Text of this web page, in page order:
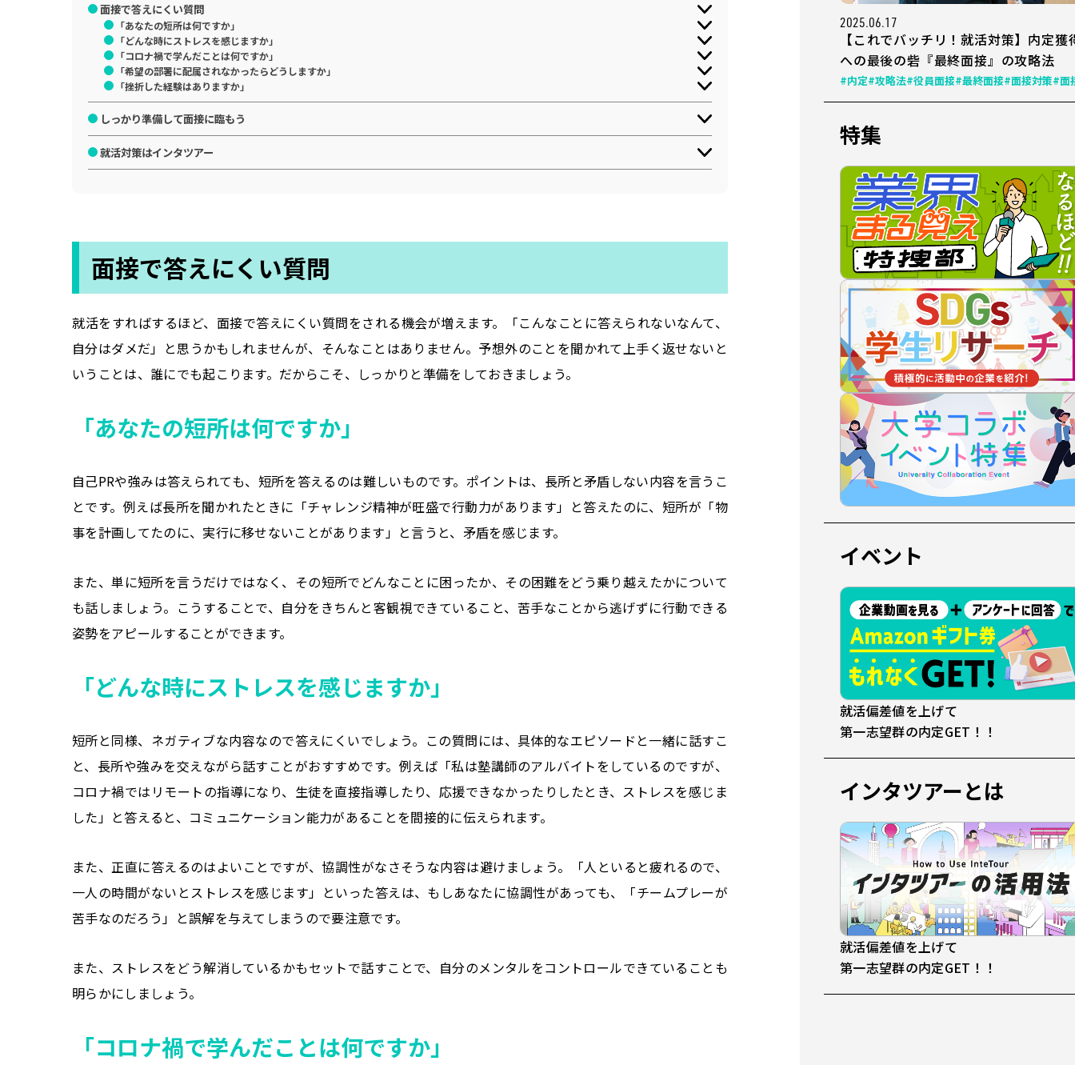
面接で答えにくい質問
「あなたの短所は何ですか」
「どんな時にストレスを感じますか」
「コロナ禍で学んだことは何ですか」
「希望の部署に配属されなかったらどうしますか」
「挫折した経験はありますか」
しっかり準備して面接に臨もう
就活対策はインタツアー
面接で答えにくい質問
就活をすればするほど、面接で答えにくい質問をされる機会が増えます。「こんなことに答えられないなんて、
自分はダメだ」と思うかもしれませんが、そんなことはありません。予想外のことを聞かれて上手く返せないと
いうことは、誰にでも起こります。だからこそ、しっかりと準備をしておきましょう。
「あなたの短所は何ですか」
自己PRや強みは答えられても、短所を答えるのは難しいものです。ポイントは、長所と矛盾しない内容を言うこ
とです。例えば長所を聞かれたときに「チャレンジ精神が旺盛で行動力があります」と答えたのに、短所が「物
事を計画してたのに、実行に移せないことがあります」と言うと、矛盾を感じます。
また、単に短所を言うだけではなく、その短所でどんなことに困ったか、その困難をどう乗り越えたかについて
も話しましょう。こうすることで、自分をきちんと客観視できていること、苦手なことから逃げずに行動できる
姿勢をアピールすることができます。
「どんな時にストレスを感じますか」
短所と同様、ネガティブな内容なので答えにくいでしょう。この質問には、具体的なエピソードと一緒に話すこ
と、長所や強みを交えながら話すことがおすすめです。例えば「私は塾講師のアルバイトをしているのですが、
コロナ禍ではリモートの指導になり、生徒を直接指導したり、応援できなかったりしたとき、ストレスを感じま
した」と答えると、コミュニケーション能力があることを間接的に伝えられます。
また、正直に答えるのはよいことですが、協調性がなさそうな内容は避けましょう。「人といると疲れるので、
一人の時間がないとストレスを感じます」といった答えは、もしあなたに協調性があっても、「チームプレーが
苦手なのだろう」と誤解を与えてしまうので要注意です。
また、ストレスをどう解消しているかもセットで話すことで、自分のメンタルをコントロールできていることも
明らかにしましょう。
「コロナ禍で学んだことは何ですか」
2025.06.17
【これでバッチリ！就活対策】内定獲
への最後の砦『最終面接』の攻略法
#内定#攻略法#役員面接#最終面接#面接対策#面
特集
イベント
就活偏差値を上げて
第一志望群の内定GET！！
インタツアーとは
就活偏差値を上げて
第一志望群の内定GET！！